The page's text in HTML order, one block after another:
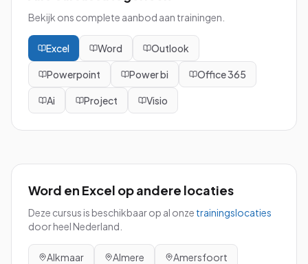
Bekijk ons complete aanbod aan trainingen.
Excel Word Outlook
Powerpoint Power bi Office 365
Ai Project Visio
Word en Excel op andere locaties
Deze cursus is beschikbaar op al onze trainingslocaties
door heel Nederland.
Alkmaar Almere Amersfoort